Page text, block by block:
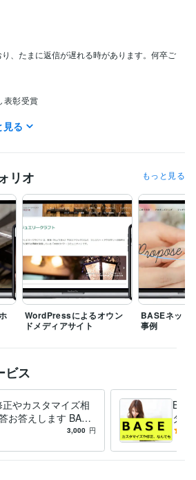
、たまに返信が遅れる時があります。何卒ご
表彰受賞
年
取得年 : 2020年
年
レームワーク
年
SQL:12年
ブツール
イト:5年Google スプレッドシート:10年
ドキュメント:10年BASE:5年
STORES:1年カラーミーショップ:2年
Google Search Console:10年
築 ネットショップ等のWebサイト制作
ップ ECサイト ブログ
WordPress
ト SEO html
WEBやSNS等デジタルマーケティング
インスタグラム
ク LINE メルマガ マーケティング
見る
リオ もっと見る
WordPressによるオウン
ドメディアサイト
BASEネット
事例
ビス
正やカスタマイズ相
お答えします BASE
や作り方、複雑な商
3,000 円
タマ
トシ